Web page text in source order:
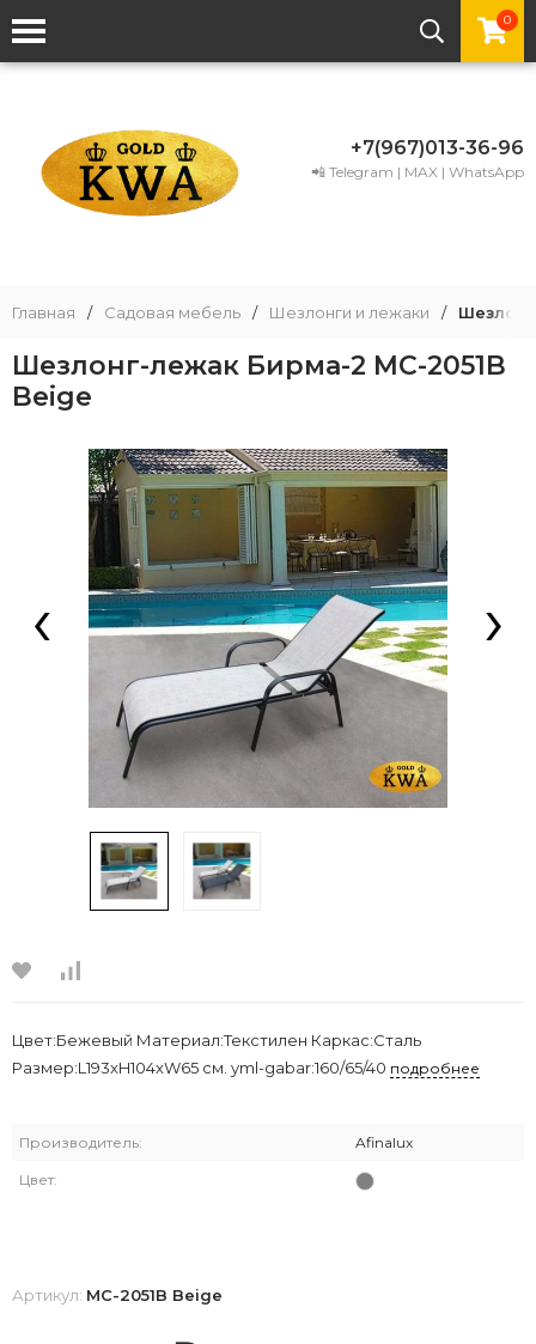
0
+7(967)013-36-96
📲 Telegram | MAX | WhatsApp
Главная / Садовая мебель / Шезлонги и лежаки /
Шезлонг-лежак Бирма-2 MC-2051B
Beige
‹ ›
Цвет:Бежевый Материал:Текстилен Каркас:Сталь
Размер:L193xH104xW65 см. yml-gabar:160/65/40 подробнее
Производитель: Afinalux
Цвет:
Артикул: MC-2051B Beige